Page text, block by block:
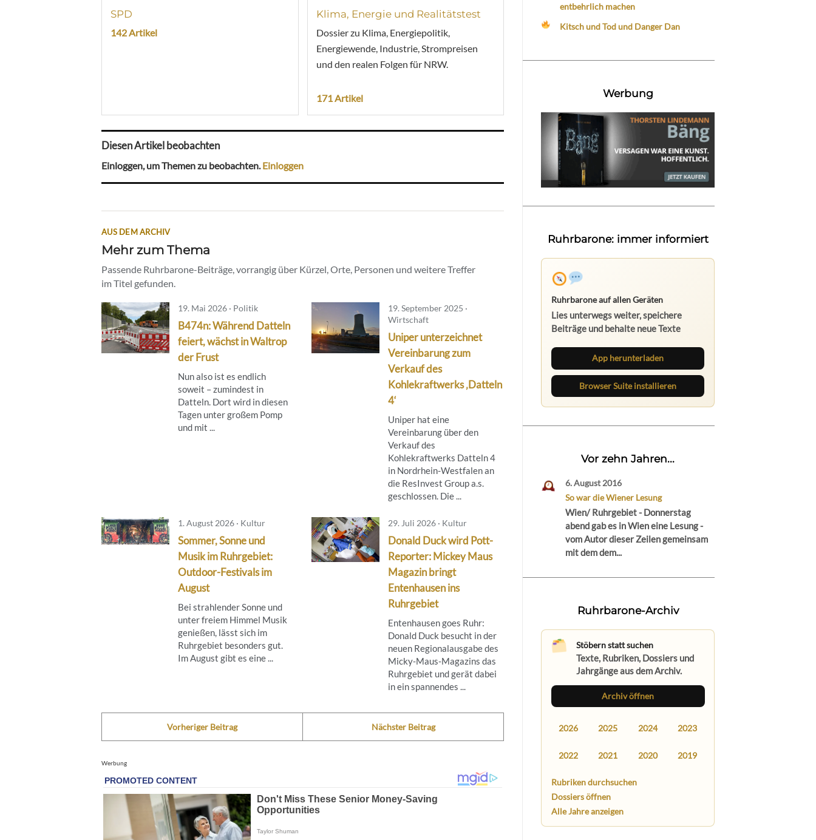
SPD
142 Artikel
Klima, Energie und Realitätstest
Dossier zu Klima, Energiepolitik,
Energiewende, Industrie, Strompreisen
und den realen Folgen für NRW.
171 Artikel
Diesen Artikel beobachten
Einloggen, um Themen zu beobachten.Einloggen
AUS DEM ARCHIV
Mehr zum Thema
Passende Ruhrbarone-Beiträge, vorrangig über Kürzel, Orte, Personen und weitere Treffer
im Titel gefunden.
19. Mai 2026 · Politik
B474n: Während Datteln
feiert, wächst in Waltrop
der Frust
Nun also ist es endlich
soweit – zumindest in
Datteln. Dort wird in diesen
Tagen unter großem Pomp
und mit ...
19. September 2025 ·
Wirtschaft
Uniper unterzeichnet
Vereinbarung zum
Verkauf des
Kohlekraftwerks ‚Datteln
4‘
Uniper hat eine
Vereinbarung über den
Verkauf des
Kohlekraftwerks Datteln 4
in Nordrhein-Westfalen an
die ResInvest Group a.s.
geschlossen. Die ...
1. August 2026 · Kultur
Sommer, Sonne und
Musik im Ruhrgebiet:
Outdoor-Festivals im
August
Bei strahlender Sonne und
unter freiem Himmel Musik
genießen, lässt sich im
Ruhrgebiet besonders gut.
Im August gibt es eine ...
29. Juli 2026 · Kultur
Donald Duck wird Pott-
Reporter: Mickey Maus
Magazin bringt
Entenhausen ins
Ruhrgebiet
Entenhausen goes Ruhr:
Donald Duck besucht in der
neuen Regionalausgabe des
Micky‑Maus‑Magazins das
Ruhrgebiet und gerät dabei
in ein spannendes ...
Vorheriger Beitrag Nächster Beitrag
Werbung
entbehrlich machen
Kitsch und Tod und Danger Dan
Werbung
Ruhrbarone: immer informiert
Ruhrbarone auf allen Geräten
Lies unterwegs weiter, speichere
Beiträge und behalte neue Texte
App herunterladen
Browser Suite installieren
Vor zehn Jahren...
6. August 2016
So war die Wiener Lesung
Wien/ Ruhrgebiet - Donnerstag
abend gab es in Wien eine Lesung -
vom Autor dieser Zeilen gemeinsam
mit dem dem...
Ruhrbarone-Archiv
Stöbern statt suchen
Texte, Rubriken, Dossiers und
Jahrgänge aus dem Archiv.
Archiv öffnen
2026 2025 2024 2023
2022 2021 2020 2019
Rubriken durchsuchen
Dossiers öffnen
Alle Jahre anzeigen